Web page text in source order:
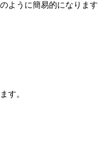
ように簡易的になります
す。